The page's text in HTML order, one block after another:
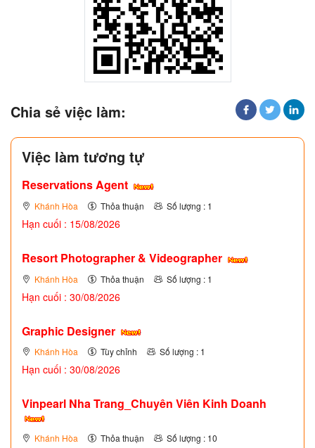
Chia sẻ việc làm:
Việc làm tương tự
Reservations Agent
Khánh Hòa Thỏa thuận Số lượng : 1
Hạn cuối : 15/08/2026
Resort Photographer & Videographer
Khánh Hòa Thỏa thuận Số lượng : 1
Hạn cuối : 30/08/2026
Graphic Designer
Khánh Hòa Tùy chỉnh Số lượng : 1
Hạn cuối : 30/08/2026
Vinpearl Nha Trang_Chuyên Viên Kinh Doanh
Khánh Hòa Thỏa thuận Số lượng : 10